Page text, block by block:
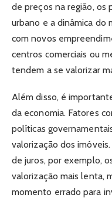
de preços na região,
urbano e a dinâmica do
com novos
centros comerciais ou
tendem a se valorizar
Além disso, é
da economia. Fatores
políticas
valorização dos
de juros, por exemplo,
valorização mais lenta,
momento errado para